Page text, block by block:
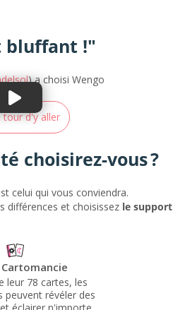
bluffant !"
) a choisi Wengo
tour d'y aller
choisirez-vous ?
celui qui vous conviendra.
différences et choisissez le
l'alignement des
influence votre